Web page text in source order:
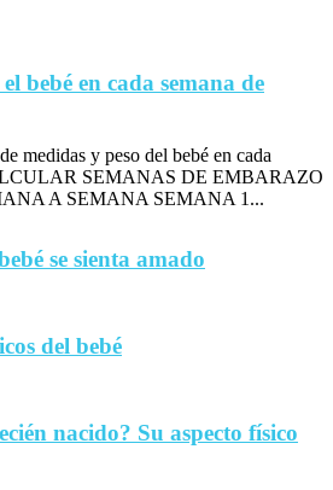
bebé en cada semana de
medidas y peso del bebé en cada
SEMANAS DE EMBARAZO
A SEMANA SEMANA 1...
se sienta amado
del bebé
nacido? Su aspecto físico